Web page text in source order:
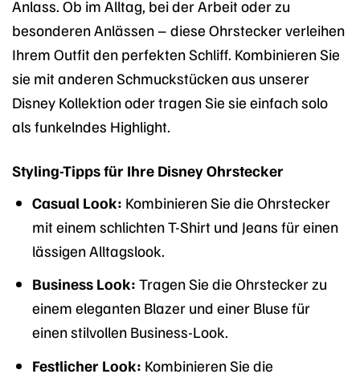
Anlass. Ob im Alltag, bei der Arbeit oder zu
besonderen Anlässen – diese Ohrstecker verleihen
Ihrem Outfit den perfekten Schliff. Kombinieren Sie
sie mit anderen Schmuckstücken aus unserer
Disney Kollektion oder tragen Sie sie einfach solo
als funkelndes Highlight.
Styling-Tipps für Ihre Disney Ohrstecker
Casual Look: Kombinieren Sie die Ohrstecker
mit einem schlichten T-Shirt und Jeans für einen
lässigen Alltagslook.
Business Look: Tragen Sie die Ohrstecker zu
einem eleganten Blazer und einer Bluse für
einen stilvollen Business-Look.
Festlicher Look: Kombinieren Sie die